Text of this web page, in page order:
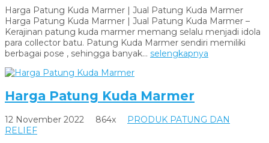
Harga Patung Kuda Marmer | Jual Patung Kuda Marmer
Harga Patung Kuda Marmer | Jual Patung Kuda Marmer –
Kerajinan patung kuda marmer memang selalu menjadi idola
para collector batu. Patung Kuda Marmer sendiri memiliki
berbagai pose , sehingga banyak... selengkapnya
Harga Patung Kuda Marmer
12 November 2022 864x
PRODUK PATUNG DAN
RELIEF